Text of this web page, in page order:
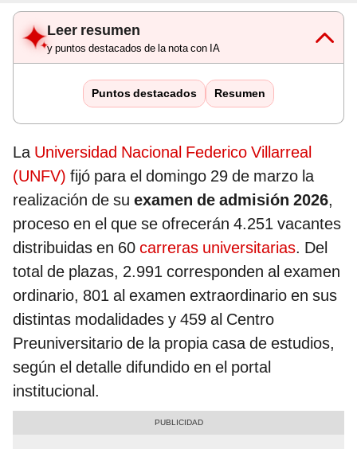
Leer resumen
y puntos destacados de la nota con IA
Puntos destacados Resumen
La Universidad Nacional Federico Villarreal
(UNFV) fijó para el domingo 29 de marzo la
realización de su examen de admisión 2026,
proceso en el que se ofrecerán 4.251 vacantes
distribuidas en 60 carreras universitarias. Del
total de plazas, 2.991 corresponden al examen
ordinario, 801 al examen extraordinario en sus
distintas modalidades y 459 al Centro
Preuniversitario de la propia casa de estudios,
según el detalle difundido en el portal
institucional.